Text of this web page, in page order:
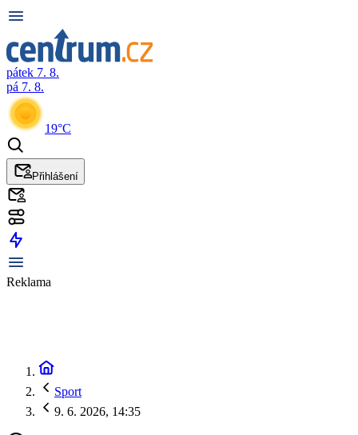
pátek 7. 8.
pá 7. 8.
19°C
Přihlášení
Reklama
Sport
9. 6. 2026, 14:35